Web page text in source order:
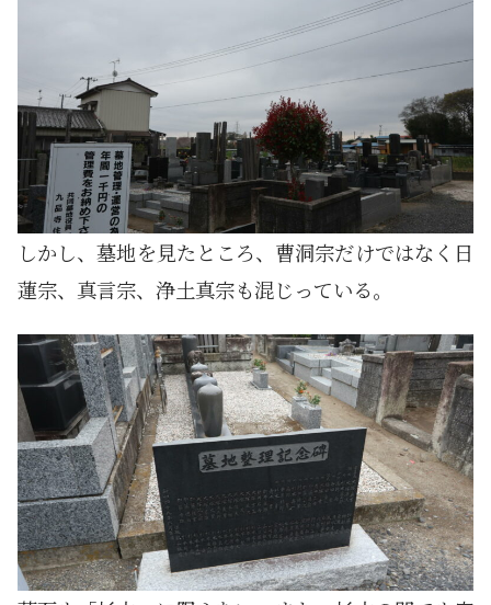
しかし、墓地を見たところ、曹洞宗だけではなく日
蓮宗、真言宗、浄土真宗も混じっている。